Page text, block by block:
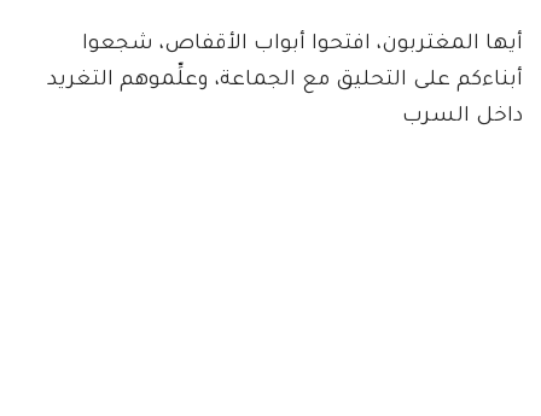
أيها المغتربون، افتحوا أبواب الأقفاص، شجعوا
أبناءكم على التحليق مع الجماعة، وعلِّموهم التغريد
داخل السرب